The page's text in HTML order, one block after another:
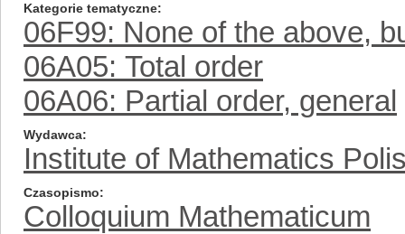
Kategorie tematyczne
06F99: None of the above,
06A05: Total order
06A06: Partial order, general
Wydawca
Institute of Mathematics
Czasopismo
Colloquium Mathematicum